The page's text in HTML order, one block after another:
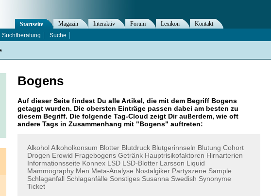
Bogens
Auf dieser Seite findest Du alle Artikel, die mit dem Begriff Bogens
getaggt wurden. Die obersten Einträge passen dabei am besten zu
diesem Begriff. Die folgende Tag-Cloud zeigt Dir außerdem, wie oft
andere Tags in Zusammenhang mit "Bogens" auftreten:
AlkoholAlkoholkonsum Blotter Blutdruck Blutgerinnseln Blutung Cohort
Drogen Erowid Fragebogens Getränk Hauptrisikofaktoren Hirnarterien
Informationsseite Konnex LSD LSD-Blotter Larsson Liquid
Mammography Men Meta-Analyse Nostalgiker Partyszene Sample
Schlaganfall Schlaganfälle Sonstiges Susanna Swedish Synonyme
Ticket
Startseite Magazin Interaktiv Forum Lexikon
Kontakt
Suchtberatung Suche